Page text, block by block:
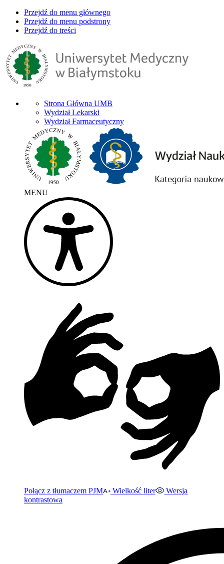
Przejdź do menu głównego
Przejdź do menu podstrony
Przejdź do treści
Strona Główna UMB
Wydział Lekarski
Wydział Farmaceutyczny
MENU
Połącz z tłumaczem PJM Wielkość liter
Wersja
kontrastowa